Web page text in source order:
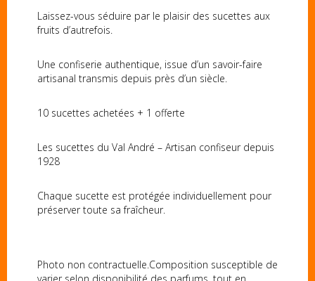
Laissez-vous séduire par le plaisir des sucettes aux
fruits d’autrefois.
Une confiserie authentique, issue d’un savoir-faire
artisanal transmis depuis près d’un siècle.
10 sucettes achetées + 1 offerte
Les sucettes du Val André – Artisan confiseur depuis
1928
Chaque sucette est protégée individuellement pour
préserver toute sa fraîcheur.
Photo non contractuelle.Composition susceptible de